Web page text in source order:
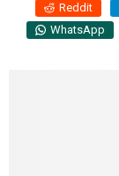
Reddit
WhatsApp